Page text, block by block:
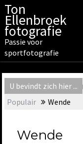
Skip
to
content
Ton
Ellenbroek
fotografie
Passie voor
sportfotografie
U bevindt zich hier ...
Populair
Wende
Wende